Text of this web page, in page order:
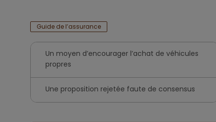
Guide de l’assurance
Un moyen d’encourager l’achat de véhicules
propres
Une proposition rejetée faute de consensus